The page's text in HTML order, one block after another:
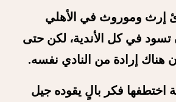
إرث وموروث في الأهلي
تسود في كل الأندية، لكن حتى
إرادة من النادي نفسه.
اختطفها فكر بالٍ يقوده جيل